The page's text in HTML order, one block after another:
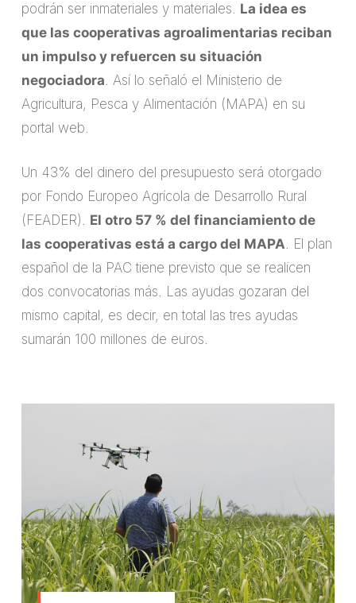
podrán ser inmateriales y materiales. La idea es
que las cooperativas agroalimentarias reciban
un impulso y refuercen su situación
negociadora. Así lo señaló el Ministerio de
Agricultura, Pesca y Alimentación (MAPA) en su
portal web.
Un 43% del dinero del presupuesto será otorgado
por Fondo Europeo Agrícola de Desarrollo Rural
(FEADER). El otro 57 % del financiamiento de
las cooperativas está a cargo del MAPA . El plan
español de la PAC tiene previsto que se realicen
dos convocatorias más. Las ayudas gozaran del
mismo capital, es decir, en total las tres ayudas
sumarán 100 millones de euros.